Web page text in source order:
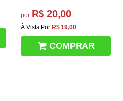
por R$ 20,00
À Vista Por R$ 19,00
COMPRAR